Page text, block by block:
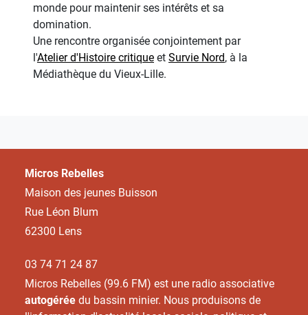
monde pour maintenir ses intérêts et sa
domination.
Une rencontre organisée conjointement par
l'Atelier d'Histoire critique et Survie Nord, à la
Médiathèque du Vieux-Lille.
Micros Rebelles
Maison des jeunes Buisson
Rue Léon Blum
62300 Lens
03 74 71 24 87
Micros Rebelles (99.6 FM) est une radio associative
autogérée du bassin minier. Nous produisons de